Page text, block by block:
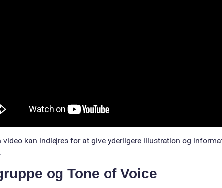
video kan indlejres for at give yderligere illustration og
og Tone of Voice